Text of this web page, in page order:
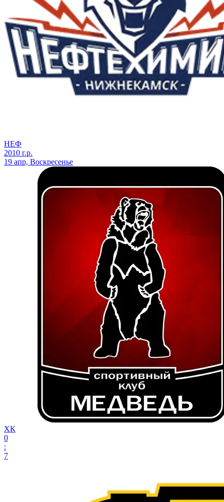
НЕФ
2010 г.р.
19 апр, Воскресенье
ХК
0
:
7